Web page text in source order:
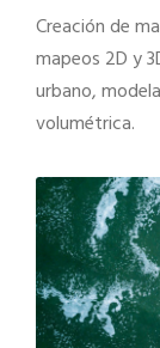
Creación de
mapeos 2D y
urbano,
volumétrica.